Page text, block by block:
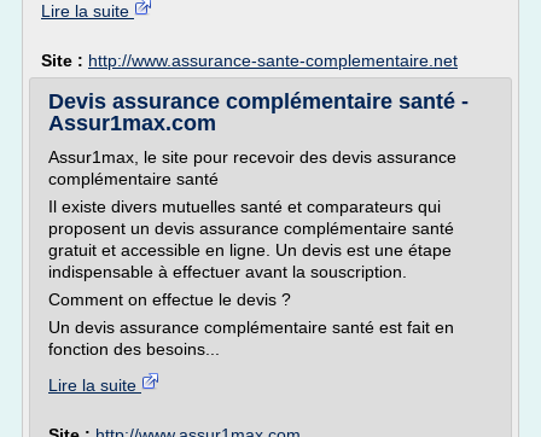
Lire la suite
Site : http://www.assurance-sante-complementaire.net
Devis assurance complémentaire santé -
Assur1max.com
Assur1max, le site pour recevoir des devis assurance
complémentaire santé
Il existe divers mutuelles santé et comparateurs qui
proposent un devis assurance complémentaire santé
gratuit et accessible en ligne. Un devis est une étape
indispensable à effectuer avant la souscription.
Comment on effectue le devis ?
Un devis assurance complémentaire santé est fait en
fonction des besoins...
Lire la suite